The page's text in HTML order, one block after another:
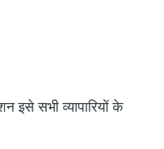
इसे सभी व्यापारियों के